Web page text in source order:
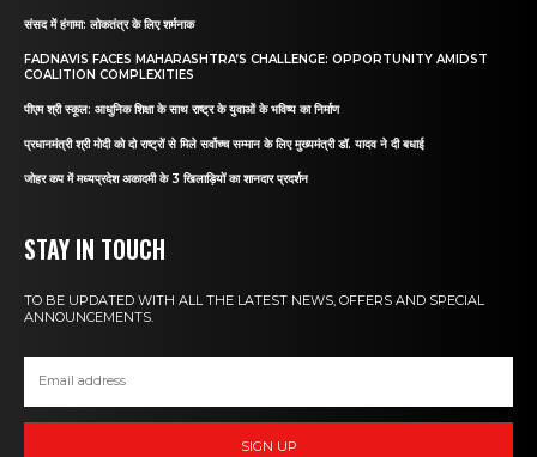
संसद में हंगामा: लोकतंत्र के लिए शर्मनाक
FADNAVIS FACES MAHARASHTRA’S CHALLENGE: OPPORTUNITY AMIDST
COALITION COMPLEXITIES
पीएम श्री स्कूल: आधुनिक शिक्षा के साथ राष्ट्र के युवाओं के भविष्य का निर्माण
प्रधानमंत्री श्री मोदी को दो राष्ट्रों से मिले सर्वोच्च सम्मान के लिए मुख्यमंत्री डॉ. यादव ने दी बधाई
जोहर कप में मध्यप्रदेश अकादमी के 3 खिलाड़ियों का शानदार प्रदर्शन
STAY IN TOUCH
TO BE UPDATED WITH ALL THE LATEST NEWS, OFFERS AND SPECIAL
ANNOUNCEMENTS.
SIGN UP